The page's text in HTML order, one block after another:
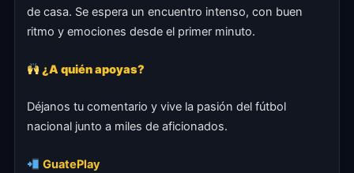
de casa. Se espera un encuentro intenso, con buen
ritmo y emociones desde el primer minuto.
¿A quién apoyas?
Déjanos tu comentario y vive la pasión del fútbol
nacional junto a miles de aficionados.
GuatePlay